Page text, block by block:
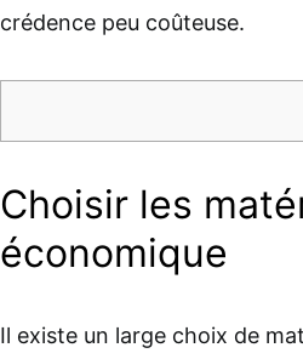
crédence peu coûteuse.
Choisir les
économique
Il existe un large choix de